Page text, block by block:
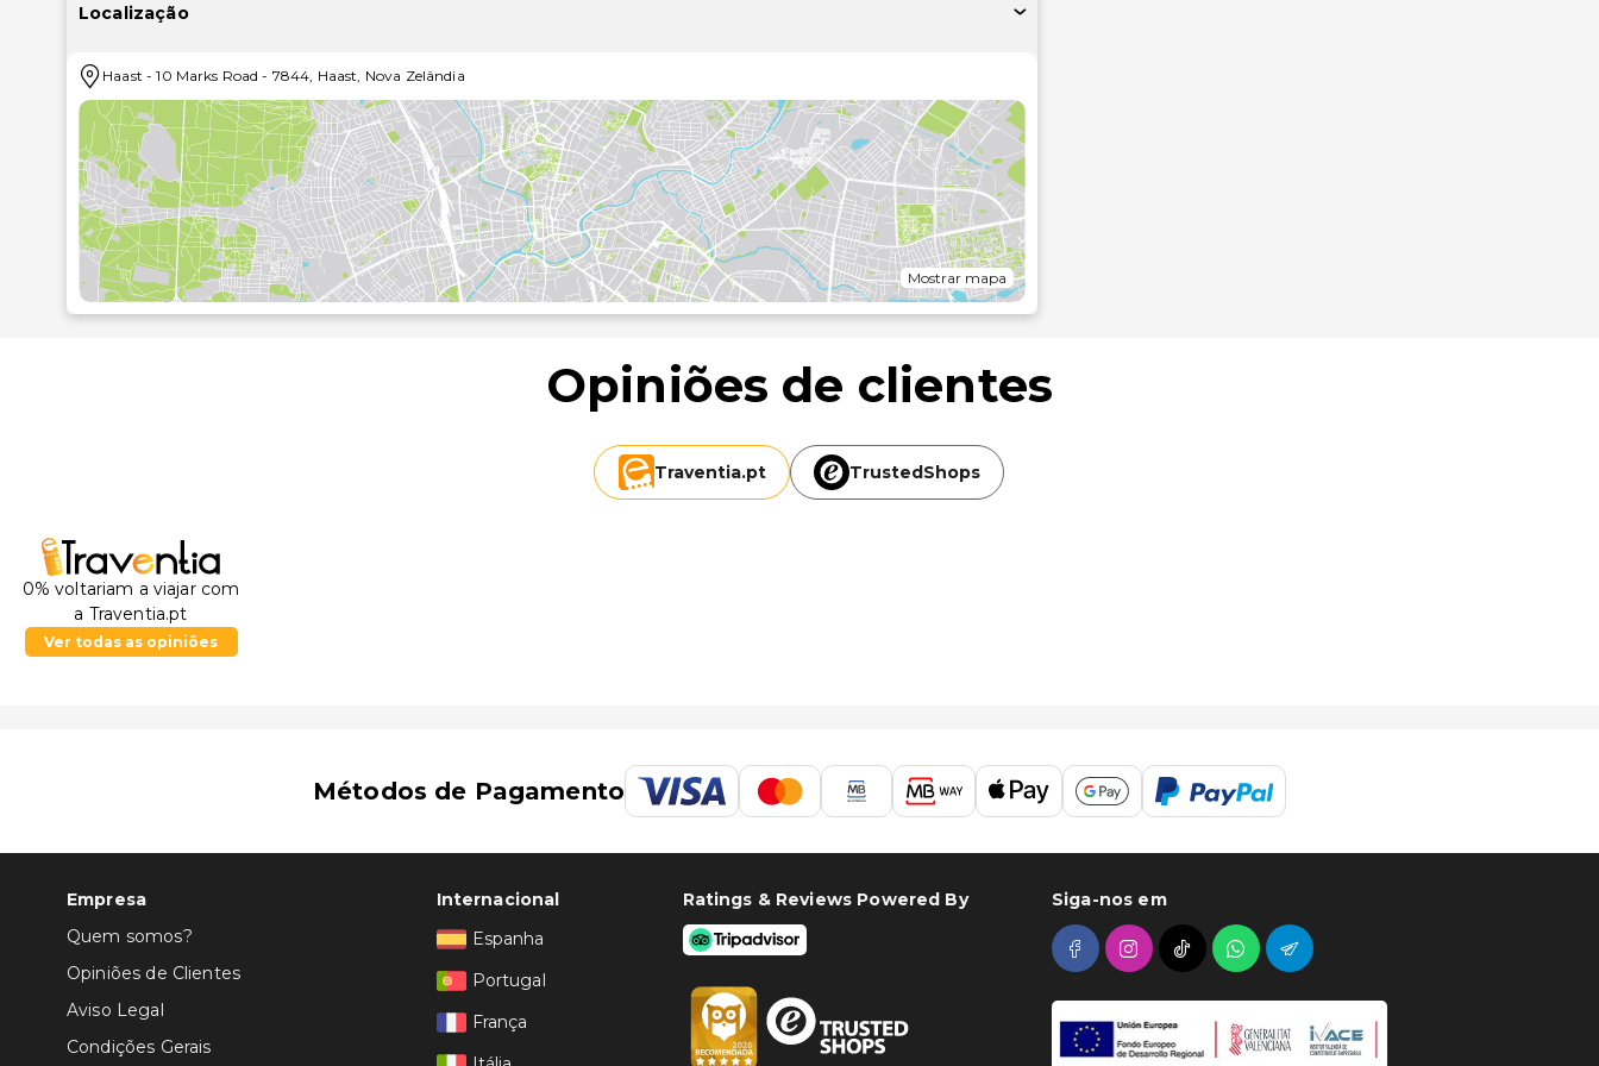
Desfrute de fantásticas vistas a partir do jardim ou tire partido das várias comodidades e serviços ao seu dispor,
Armazenamento de bagagem e uma lavandaria estão entre o leque de comodidades oferecidas por Este
lodge. Há estacionamento grátis no local.
As distâncias são apresentadas à 0,1 milha e ao quilómetro mais próximo.
Bee Honey & Health - 0,2 km/0,1 mi
Aotearoa Gemstones - 0,4 km/0,3 mi
Posto de Turismo de Haast - 2,5 km/1,6 mi
Te Wahipounamu - 6,3 km/3,9 mi
Haast Beach - 7 km/4,3 mi
O aeroporto principal mais próximo é o de Hokitika (HKK) - 280,5 km/174,3 mi
Localização
Haast -10 Marks Road - 7844, Haast, Nova Zelândia
Mostrar mapa
Opiniões de clientes
Traventia.pt TrustedShops
0% voltariam a viajar com
a Traventia.pt
Ver todas as opiniões
Métodos de Pagamento
Empresa
Quem somos?
Opiniões de Clientes
Aviso Legal
Condições Gerais
Internacional
Espanha
Portugal
França
Ratings & Reviews Powered By Siga-nos em